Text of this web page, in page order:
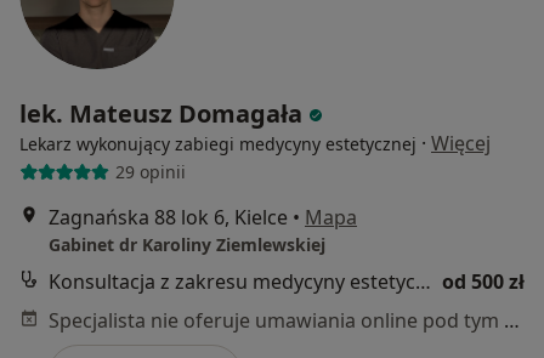
lek. Mateusz Domagała
Lekarz wykonujący zabiegi medycyny estetycznej · Więcej
29 opinii
Zagnańska 88 lok 6, Kielce • Mapa
Gabinet dr Karoliny Ziemlewskiej
Konsultacja z zakresu medycyny estetycznej od 500 zł
Specjalista nie oferuje umawiania online pod tym adresem.